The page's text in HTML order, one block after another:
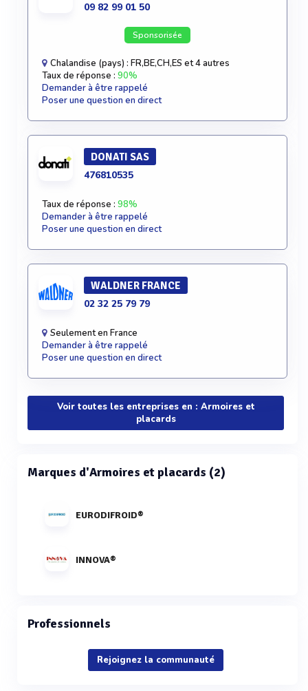
09 82 99 01 50
Sponsorisée
Chalandise (pays) : FR,BE,CH,ES et 4 autres
Taux de réponse : 90%
Demander à être rappelé
Poser une question en direct
DONATI SAS
476810535
Taux de réponse : 98%
Demander à être rappelé
Poser une question en direct
WALDNER FRANCE
02 32 25 79 79
Seulement en France
Demander à être rappelé
Poser une question en direct
Voir toutes les entreprises en : Armoires et
placards
Marques d'Armoires et placards (2)
EURODIFROID®
INNOVA®
Professionnels
Rejoignez la communauté